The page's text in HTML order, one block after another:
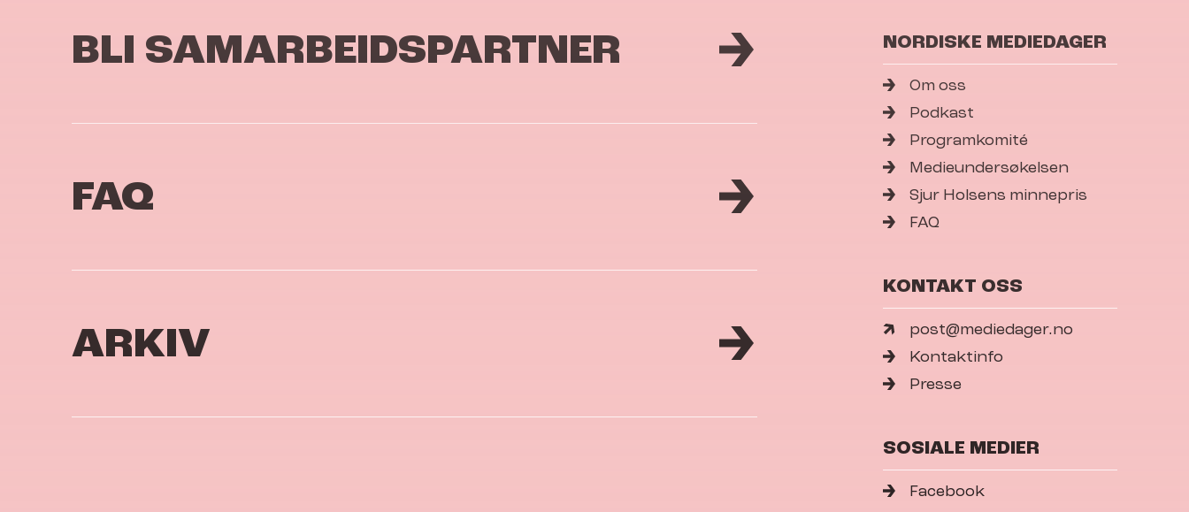
BLI SAMARBEIDSPARTNER
FAQ
ARKIV
NORDISKE MEDIEDAGER
Om oss
Podkast
Programkomité
Medieundersøkelsen
Sjur Holsens minnepris
FAQ
KONTAKT OSS
post@mediedager.no
Kontaktinfo
Presse
SOSIALE MEDIER
Facebook